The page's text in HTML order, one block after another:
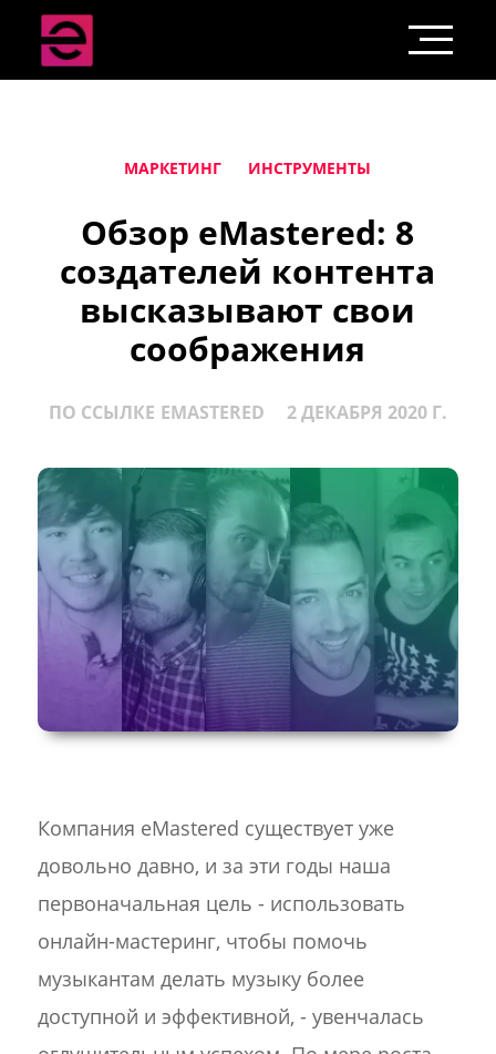
МАРКЕТИНГ ИНСТРУМЕНТЫ
Обзор eMastered: 8
создателей контента
высказывают свои
соображения
ПО ССЫЛКЕ EMASTERED 2 ДЕКАБРЯ 2020 Г.
Компания eMastered существует уже
довольно давно, и за эти годы наша
первоначальная цель - использовать
онлайн-мастеринг, чтобы помочь
музыкантам делать музыку более
доступной и эффективной, - увенчалась